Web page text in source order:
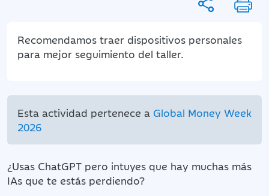
Recomendamos traer dispositivos personales
para mejor seguimiento del taller.
Esta actividad pertenece a Global Money Week
2026
¿Usas ChatGPT pero intuyes que hay muchas más
IAs que te estás perdiendo?